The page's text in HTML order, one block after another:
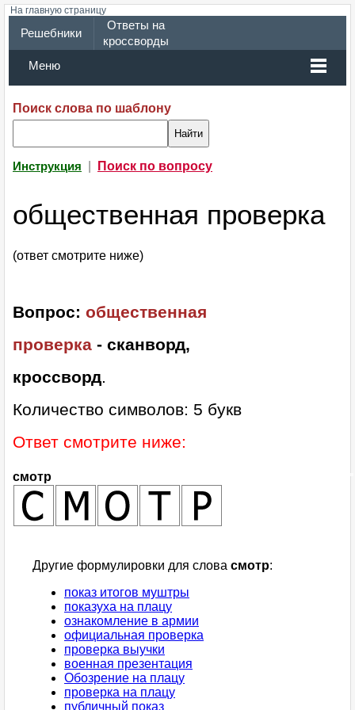
На главную страницу
Решебники
Ответы на
кроссворды
Меню
Поиск слова по шаблону
Инструкция Поиск по вопросу
общественная проверка
(ответ смотрите ниже)
Вопрос: общественная
проверка - сканворд,
кроссворд.
Количество символов: 5 букв
Ответ смотрите ниже:
смотр
Другие формулировки для слова смотр:
показ итогов муштры
показуха на плацу
ознакомление в армии
официальная проверка
проверка выучки
военная презентация
Обозрение на плацу
проверка на плацу
публичный показ